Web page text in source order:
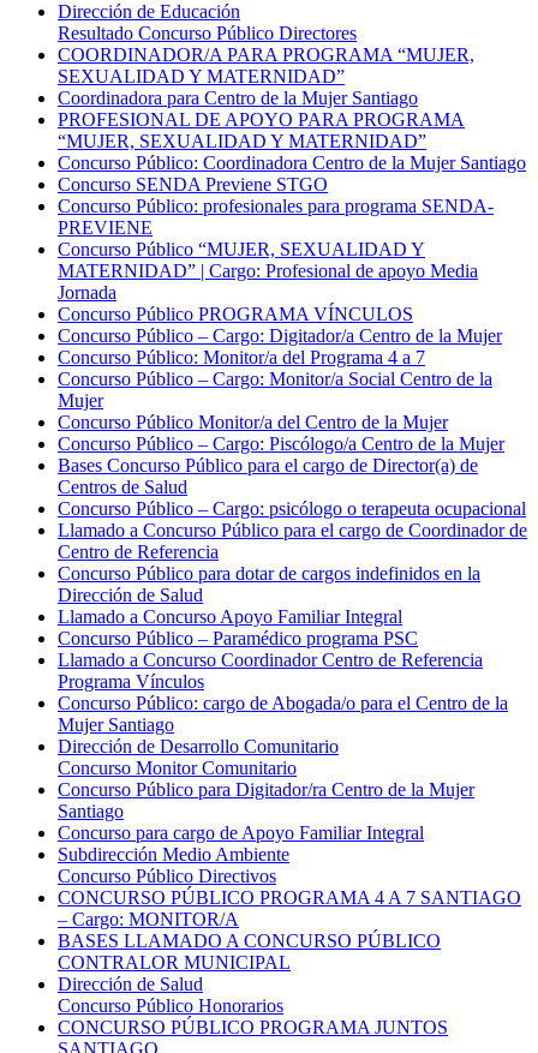
Dirección de Educación
Resultado Concurso Público Directores
COORDINADOR/A PARA PROGRAMA “MUJER,
SEXUALIDAD Y MATERNIDAD”
Coordinadora para Centro de la Mujer Santiago
PROFESIONAL DE APOYO PARA PROGRAMA
“MUJER, SEXUALIDAD Y MATERNIDAD”
Concurso Público: Coordinadora Centro de la Mujer Santiago
Concurso SENDA Previene STGO
Concurso Público: profesionales para programa SENDA-
PREVIENE
Concurso Público “MUJER, SEXUALIDAD Y
MATERNIDAD” | Cargo: Profesional de apoyo Media
Jornada
Concurso Público PROGRAMA VÍNCULOS
Concurso Público – Cargo: Digitador/a Centro de la Mujer
Concurso Público: Monitor/a del Programa 4 a 7
Concurso Público – Cargo: Monitor/a Social Centro de la
Mujer
Concurso Público Monitor/a del Centro de la Mujer
Concurso Público – Cargo: Piscólogo/a Centro de la Mujer
Bases Concurso Público para el cargo de Director(a) de
Centros de Salud
Concurso Público – Cargo: psicólogo o terapeuta ocupacional
Llamado a Concurso Público para el cargo de Coordinador de
Centro de Referencia
Concurso Público para dotar de cargos indefinidos en la
Dirección de Salud
Llamado a Concurso Apoyo Familiar Integral
Concurso Público – Paramédico programa PSC
Llamado a Concurso Coordinador Centro de Referencia
Programa Vínculos
Concurso Público: cargo de Abogada/o para el Centro de la
Mujer Santiago
Dirección de Desarrollo Comunitario
Concurso Monitor Comunitario
Concurso Público para Digitador/ra Centro de la Mujer
Santiago
Concurso para cargo de Apoyo Familiar Integral
Subdirección Medio Ambiente
Concurso Público Directivos
CONCURSO PÚBLICO PROGRAMA 4 A 7 SANTIAGO
– Cargo: MONITOR/A
BASES LLAMADO A CONCURSO PÚBLICO
CONTRALOR MUNICIPAL
Dirección de Salud
Concurso Público Honorarios
CONCURSO PÚBLICO PROGRAMA JUNTOS
SANTIAGO